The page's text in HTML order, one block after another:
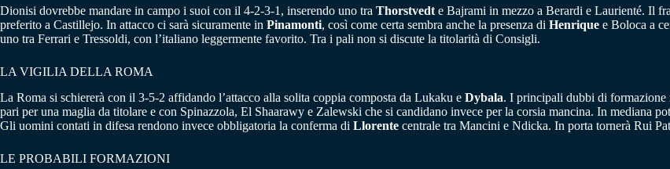
Dionisi dovrebbe mandare in campo i suoi con il 4-2-3-1, inserendo uno tra Thorstvedte Bajrami in mezzo a Berardi e Laurienté. Il
preferito a Castillejo. In attacco ci sarà sicuramente in Pinamonti, così come certa sembra anche la presenza di Henrique e Boloca a
uno tra Ferrari e Tressoldi, con l’italiano leggermente favorito. Tra i pali non si discute la titolarità di Consigli.
LA VIGILIA DELLA ROMA
La Roma si schiererà con il 3-5-2 affidando l’attacco alla solita coppia composta da Lukaku e Dybala. I principali dubbi di formazione
pari per una maglia da titolare e con Spinazzola, El Shaarawy e Zalewski che si candidano invece per la corsia mancina. In mediana
Gli uomini contati in difesa rendono invece obbligatoria la conferma di Llorente centrale tra Mancini e Ndicka. In porta tornerà Rui
LE PROBABILI FORMAZIONI